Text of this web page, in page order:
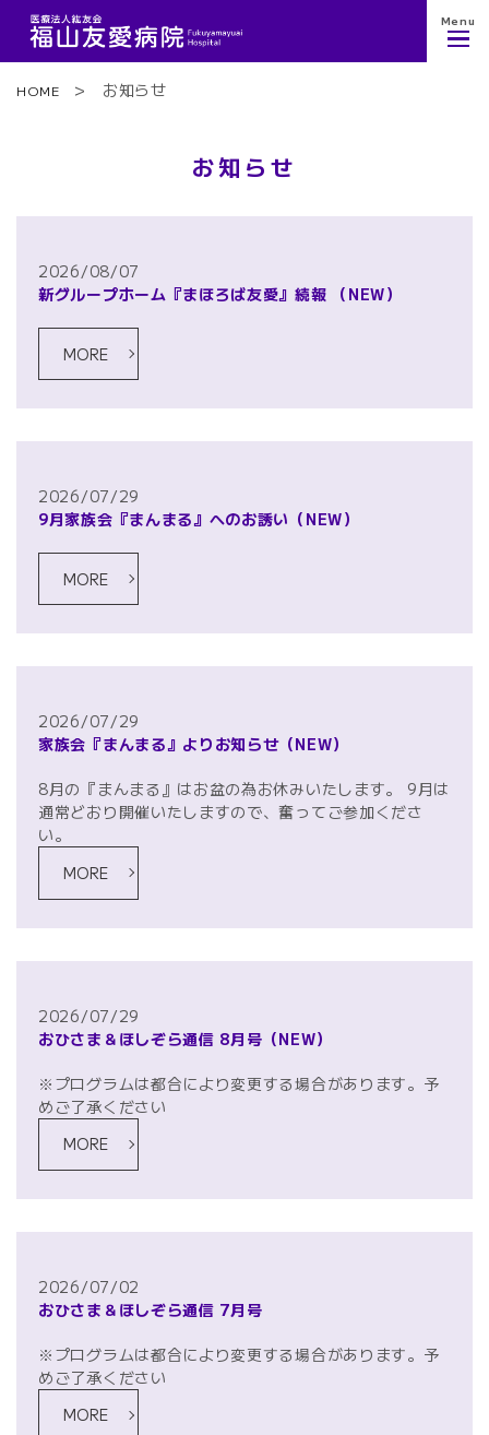
Menu
HOME お知らせ
お知らせ
2026/08/07
新グループホーム『まほろば友愛』続報
（NEW）
MORE
2026/07/29
9月家族会『まんまる』へのお誘い （NEW）
MORE
2026/07/29
家族会『まんまる』よりお知らせ（NEW）
8月の『まんまる』はお盆の為お休みいたします。 9月は
通常どおり開催いたしますので、奮ってご参加くださ
い。
MORE
2026/07/29
おひさま＆ほしぞら通信 8月号 （NEW）
※プログラムは都合により変更する場合があります。予
めご了承ください
MORE
2026/07/02
おひさま＆ほしぞら通信 7月号
※プログラムは都合により変更する場合があります。予
めご了承ください
MORE